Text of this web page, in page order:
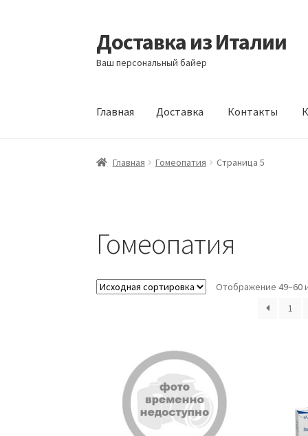
Перейти
к
навигации
Перейти
к
содержимому
Доставка из Италии
Ваш персональный байер
Главная Доставка Контакты
Главная Доставка Контакты Корзина
Главная Гомеопатия Страница 5
Гомеопатия
Отображение 49–60
1